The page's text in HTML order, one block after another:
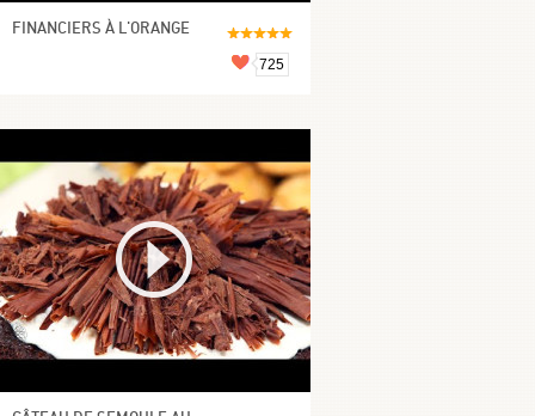
FINANCIERS À L'ORANGE
725